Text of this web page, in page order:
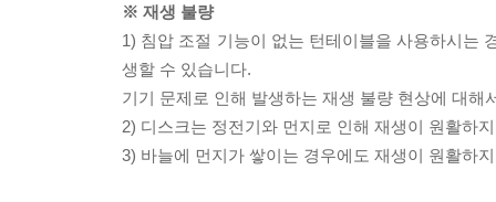
※ 재생 불량
1) 침압 조절 기능이 없는 턴테이블을 사용하시는
생할 수 있습니다.
기기 문제로 인해 발생하는 재생 불량 현상에 대
2) 디스크는 정전기와 먼지로 인해 재생이 원활하
3) 바늘에 먼지가 쌓이는 경우에도 재생이 원활하